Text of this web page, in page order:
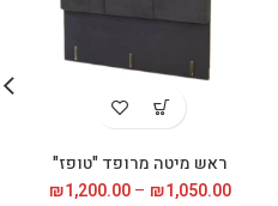
ראש מיטה מרופד "טופז"
₪1,050.00
–
₪1,200.00